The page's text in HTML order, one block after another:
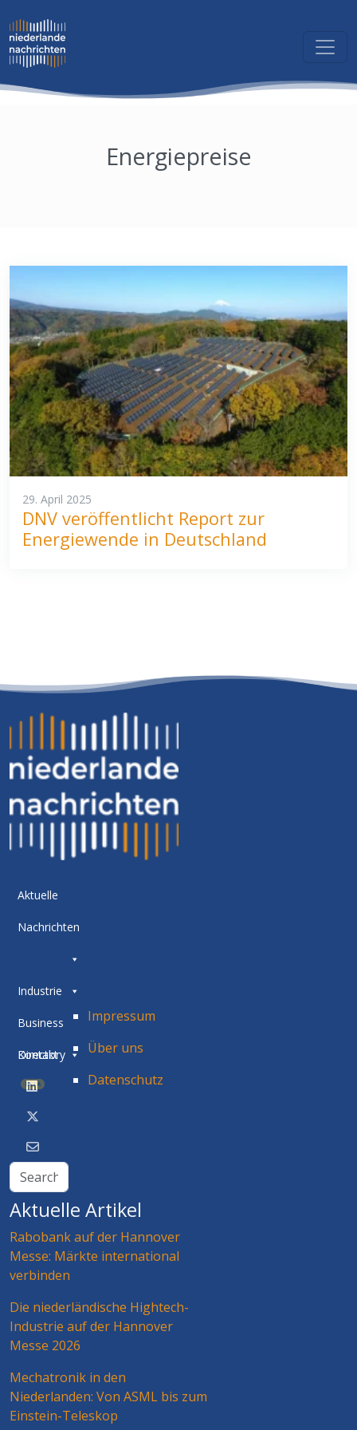
Energiepreise
29. April 2025
DNV veröffentlicht Report zur
Energiewende in Deutschland
Aktuelle
Nachrichten
Industrie
Business
Directory
BETA
Kontakt
Impressum
Über uns
Datenschutz
Aktuelle Artikel
Rabobank auf der Hannover
Messe: Märkte international
verbinden
Die niederländische Hightech-
Industrie auf der Hannover
Messe 2026
Mechatronik in den
Niederlanden: Von ASML bis zum
Einstein-Teleskop